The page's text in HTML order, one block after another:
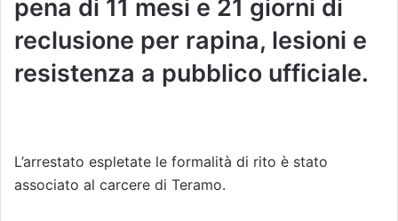
pena di 11 mesi e 21 giorni di
reclusione per rapina, lesioni e
resistenza a pubblico ufficiale.
L’arrestato espletate le formalità di rito è stato
associato al carcere di Teramo.